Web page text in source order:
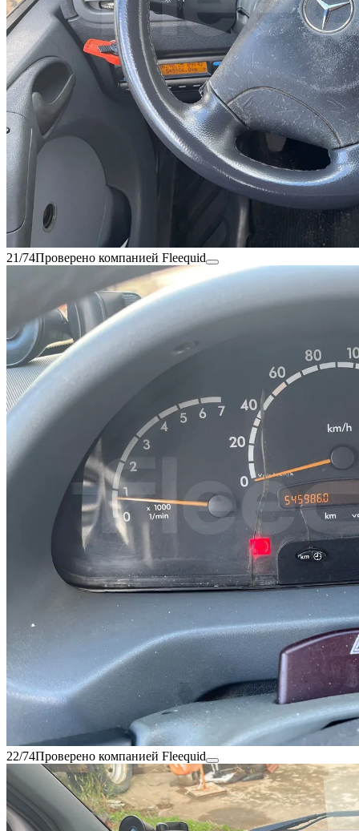
21/74Проверено компанией Fleequid
22/74Проверено компанией Fleequid